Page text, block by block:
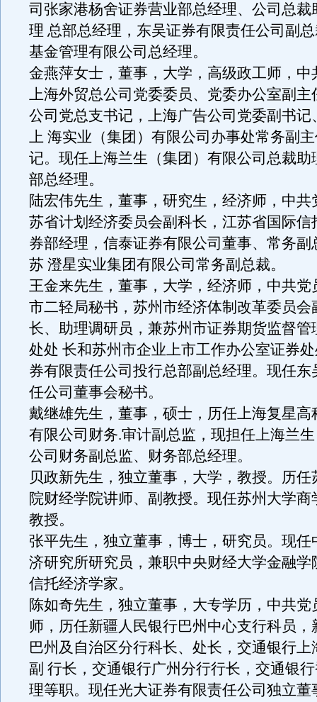
司张家港杨舍证券营业部总经理、公司总裁
理 总部总经理，东吴证券有限责任公司副
基金管理有限公司总经理。
金燕萍女士，董事，大学，高级政工师，中
上海外贸总公司党委委员、党委办公室副主
公司党总支书记，上海广告公司党委副书记
上 海实业（集团）有限公司办事处常务副
记。现任上海兰生（集团）有限公司总裁助
部总经理。
陆宏伟先生，董事，研究生，经济师，中共
苏省计划经济委员会副科长，江苏省国际信
券部经理，信泰证券有限公司董事、常务副
苏 澄星实业集团有限公司常务副总裁。
王金来先生，董事，大学，经济师，中共党
市二轻局秘书，苏州市经济体制改革委员会
长、助理调研员，兼苏州市证券期货监督管
处处 长和苏州市企业上市工作办公室证券
券有限责任公司投行总部副总经理。现任东
任公司董事会秘书。
戴继雄先生，董事，硕士，历任上海复星高
有限公司财务.审计副总监，现担任上海兰
公司财务副总监、财务部总经理。
贝政新先生，独立董事，大学，教授。历任
院财经学院讲师、副教授。现任苏州大学商
教授。
张平先生，独立董事，博士，研究员。现任
济研究所研究员，兼职中央财经大学金融学
信托经济学家。
陈如奇先生，独立董事，大专学历，中共党
师，历任新疆人民银行巴州中心支行科员，
巴州及自治区分行科长、处长，交通银行上
副 行长，交通银行广州分行行长，交通银
理等职。现任光大证券有限责任公司独立董